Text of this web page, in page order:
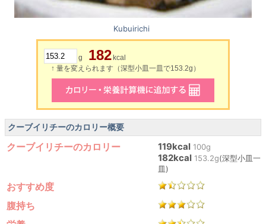
Kubuirichi
g 182 kcal
↑ 量を変えられます（深型小皿一皿で153.2g）
クーブイリチーのカロリー概要
クーブイリチーのカロリー 119kcal 100g
182kcal 153.2g(深型小皿一
皿)
おすすめ度
腹持ち